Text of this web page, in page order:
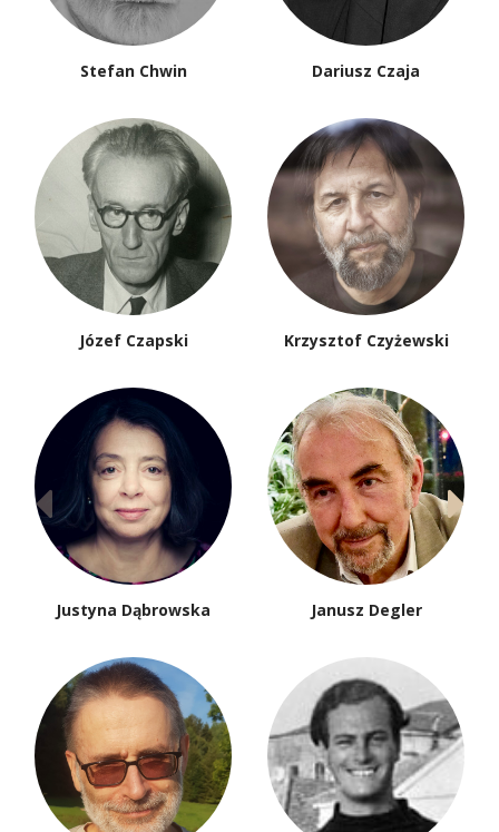
Stefan Chwin Dariusz Czaja
Józef Czapski Krzysztof Czyżewski
Justyna Dąbrowska Janusz Degler